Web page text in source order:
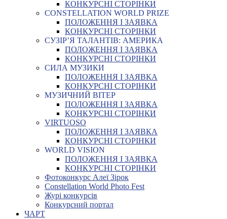
КОНКУРСНІ СТОРІНКИ
CONSTELLATION WORLD PRIZE
ПОЛОЖЕННЯ І ЗАЯВКА
КОНКУРСНІ СТОРІНКИ
СУЗІР’Я ТАЛАНТІВ: АМЕРИКА
ПОЛОЖЕННЯ І ЗАЯВКА
КОНКУРСНІ СТОРІНКИ
СИЛА МУЗИКИ
ПОЛОЖЕННЯ І ЗАЯВКА
КОНКУРСНІ СТОРІНКИ
МУЗИЧНИЙ ВІТЕР
ПОЛОЖЕННЯ І ЗАЯВКА
КОНКУРСНІ СТОРІНКИ
VIRTUOSO
ПОЛОЖЕННЯ І ЗАЯВКА
КОНКУРСНІ СТОРІНКИ
WORLD VISION
ПОЛОЖЕННЯ І ЗАЯВКА
КОНКУРСНІ СТОРІНКИ
Фотоконкурс Алеї Зірок
Constellation World Photo Fest
Журі конкурсів
Конкурсний портал
ЧАРТ